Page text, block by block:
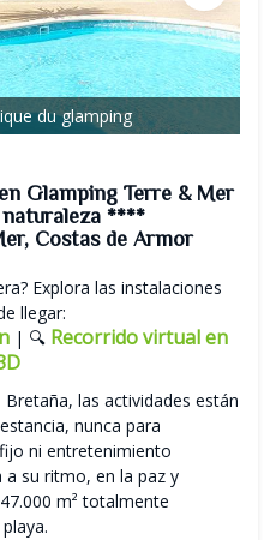
du glamping
Glamping Terre & Mer
****
Costas de Armor
Explora las instalaciones
llegar:
| 🔍 Recorrido virtual en
las actividades están
nunca para
ni entretenimiento
su ritmo, en la paz y
m² totalmente